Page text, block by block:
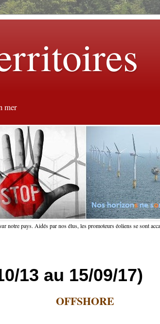
mer
notre pays. Aidés par nos élus, les promoteurs éoliens se sont
13 au 15/09/17)
OFFSHORE